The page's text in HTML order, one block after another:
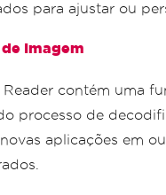
para ajustar ou
Imagem
contém uma
processo de
aplicações em